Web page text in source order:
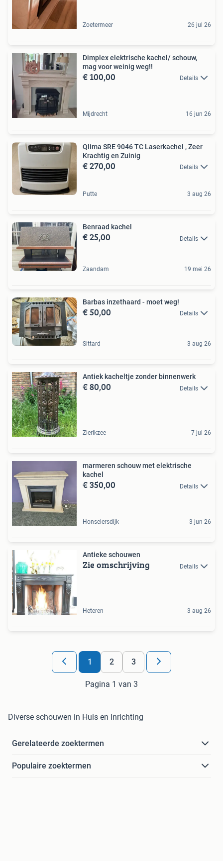
Zoetermeer 26 jul 26
Dimplex elektrische kachel/ schouw,
mag voor weinig weg!!
€ 100,00 Details
Mijdrecht 16 jun 26
Qlima SRE 9046 TC Laserkachel , Zeer
Krachtig en Zuinig
€ 270,00 Details
Putte 3 aug 26
Benraad kachel
€ 25,00 Details
Zaandam 19 mei 26
Barbas inzethaard - moet weg!
€ 50,00 Details
Sittard 3 aug 26
Antiek kacheltje zonder binnenwerk
€ 80,00 Details
Zierikzee 7 jul 26
marmeren schouw met elektrische
kachel
€ 350,00 Details
Honselersdijk 3 jun 26
Antieke schouwen
Zie omschrijving Details
Heteren 3 aug 26
1 2 3
Pagina 1 van 3
Diverse schouwen in Huis en Inrichting
Gerelateerde zoektermen
Populaire zoektermen